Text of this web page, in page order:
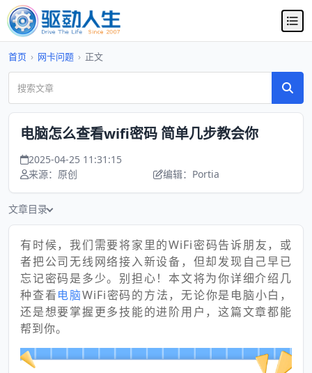
首页 › 网卡问题 › 正文
电脑怎么查看wifi密码 简单几步教会你
2025-04-25 11:31:15
来源：原创
编辑：Portia
文章目录
有时候，我们需要将家里的WiFi密码告诉朋友，或
者把公司无线网络接入新设备，但却发现自己早已
忘记密码是多少。别担心！本文将为你详细介绍几
种查看电脑WiFi密码的方法，无论你是电脑小白，
还是想要掌握更多技能的进阶用户，这篇文章都能
帮到你。